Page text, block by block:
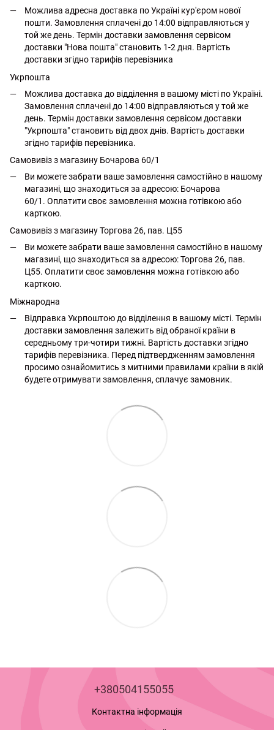
Можлива адресна доставка по Україні кур'єром нової
пошти. Замовлення сплачені до 14:00 відправляються у
той же день. Термін доставки замовлення сервісом
доставки "Нова пошта" становить 1-2 дня. Вартість
доставки згідно тарифів перевізника
Укрпошта
Можлива доставка до відділення в вашому місті по Україні.
Замовлення сплачені до 14:00 відправляються у той же
день. Термін доставки замовлення сервісом доставки
"Укрпошта" становить від двох днів. Вартість доставки
згідно тарифів перевізника.
Самовивіз з магазину Бочарова 60/1
Ви можете забрати ваше замовлення самостійно в нашому
магазині, що знаходиться за адресою: Бочарова
60/1. Оплатити своє замовлення можна готівкою або
карткою.
Самовивіз з магазину Торгова 26, пав. Ц55
Ви можете забрати ваше замовлення самостійно в нашому
магазині, що знаходиться за адресою: Торгова 26, пав.
Ц55. Оплатити своє замовлення можна готівкою або
карткою.
Міжнародна
Відправка Укрпоштою до відділення в вашому місті. Термін
доставки замовлення залежить від обраної країни в
середньому три-чотири тижні. Вартість доставки згідно
тарифів перевізника. Перед підтвердженням замовлення
просимо ознайомитись з митними правилами країни в якій
будете отримувати замовлення, сплачує замовник.
+380504155055
Контактна інформація